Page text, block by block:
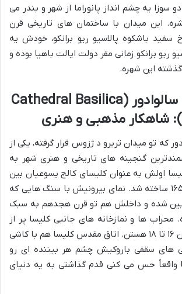
دو سوزا یه چشم انداز پانوراما از شهر و بندر می
این میدان با ساختمان های تاریخی قرن
باشکوه پالاسیو ریو برانکو، خودش یه
ریو برانکو زمانی مقر دولت ایالت باهیا بوده و
گذشته این شهره.
کلیسای جامع سالوادور (Cathedral Basilica
که تو میدان تریرو د ژزوس قرار گرفته، یکی از
گنجینه های تاریخی و هنری شهر به
اولش به عنوان کلیسای کالج یسوعیان بین
سال های ۱۶۰۴ تا ۱۶۵۶ ساخته شد. نمای بیرونیش با سنگ هایی که
شده و داخلش هم تو قرن هجدهم به سبک
محراب ها و نمازخانه های جانبی کلیسا پر از
آثار هنری زیبا از قرن ۱۶ تا ۱۸ هستن. اتاق مقدس کلیسا هم با کاشی
های سقفی باروکیش چشم هر بیننده ای رو
واقعاً حس می کنی قدم گذاشتی به یه دنیای